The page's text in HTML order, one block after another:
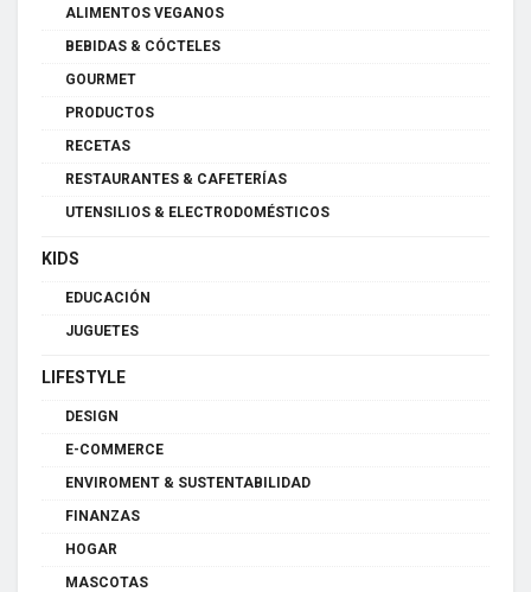
ALIMENTOS VEGANOS
BEBIDAS & CÓCTELES
GOURMET
PRODUCTOS
RECETAS
RESTAURANTES & CAFETERÍAS
UTENSILIOS & ELECTRODOMÉSTICOS
KIDS
EDUCACIÓN
JUGUETES
LIFESTYLE
DESIGN
E-COMMERCE
ENVIROMENT & SUSTENTABILIDAD
FINANZAS
HOGAR
MASCOTAS